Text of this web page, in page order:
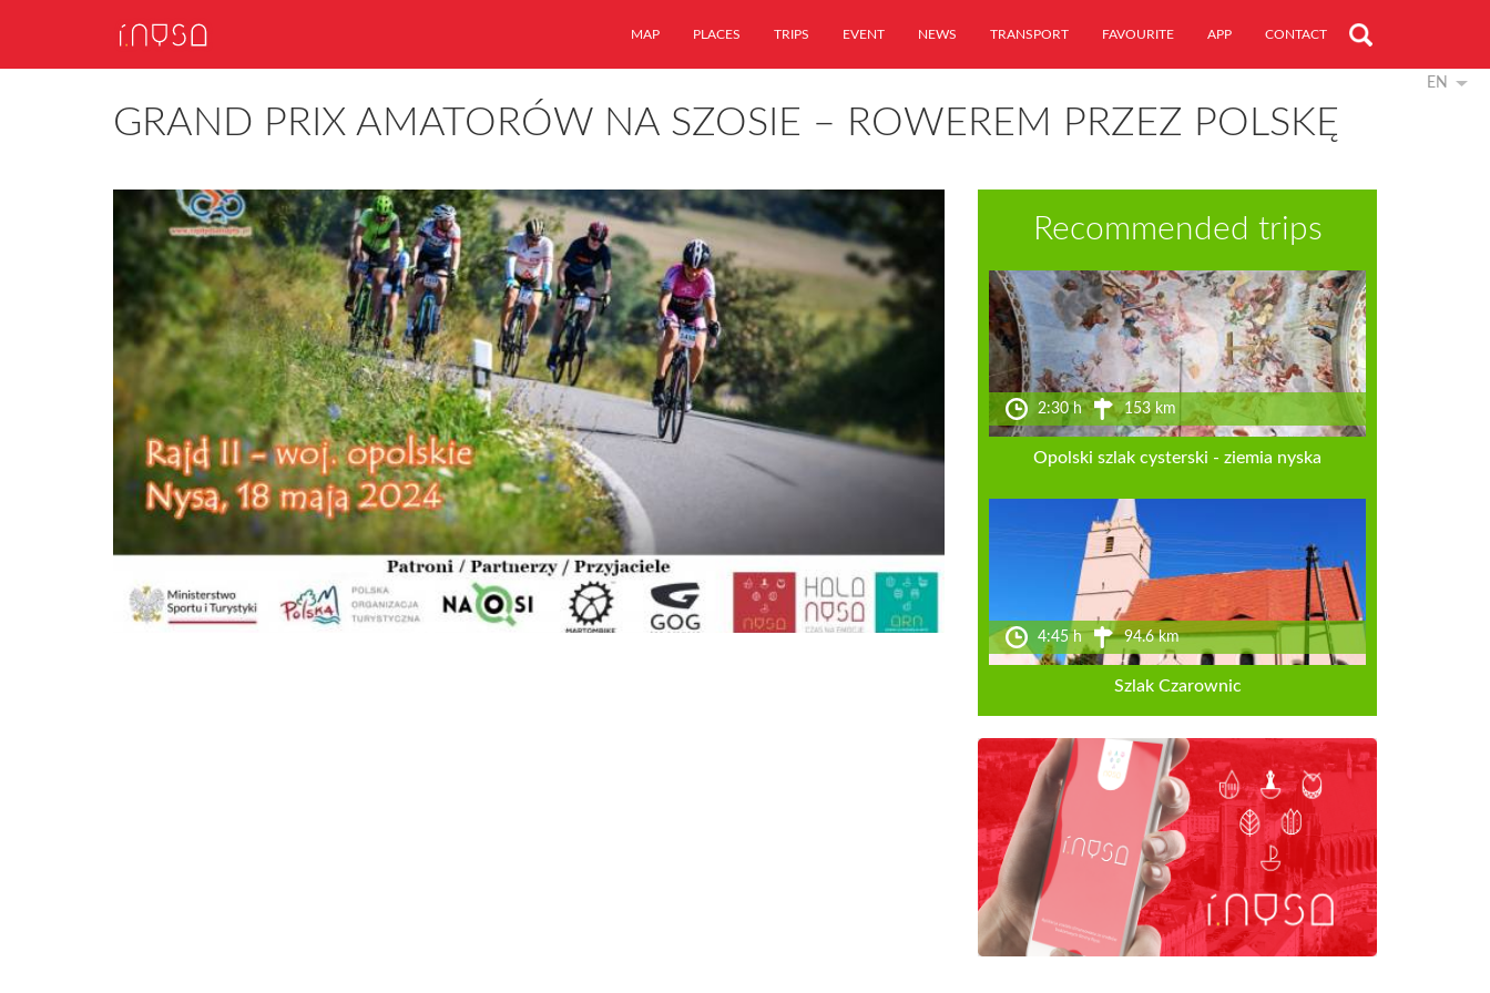
MAP PLACES TRIPS EVENT NEWS TRANSPORT FAVOURITE APP CONTACT
EN
GRAND PRIX AMATORÓW NA SZOSIE – ROWEREM PRZEZ POLSKĘ
Recommended trips
2:30 h 153 km
Opolski szlak cysterski - ziemia nyska
4:45 h 94.6 km
Szlak Czarownic